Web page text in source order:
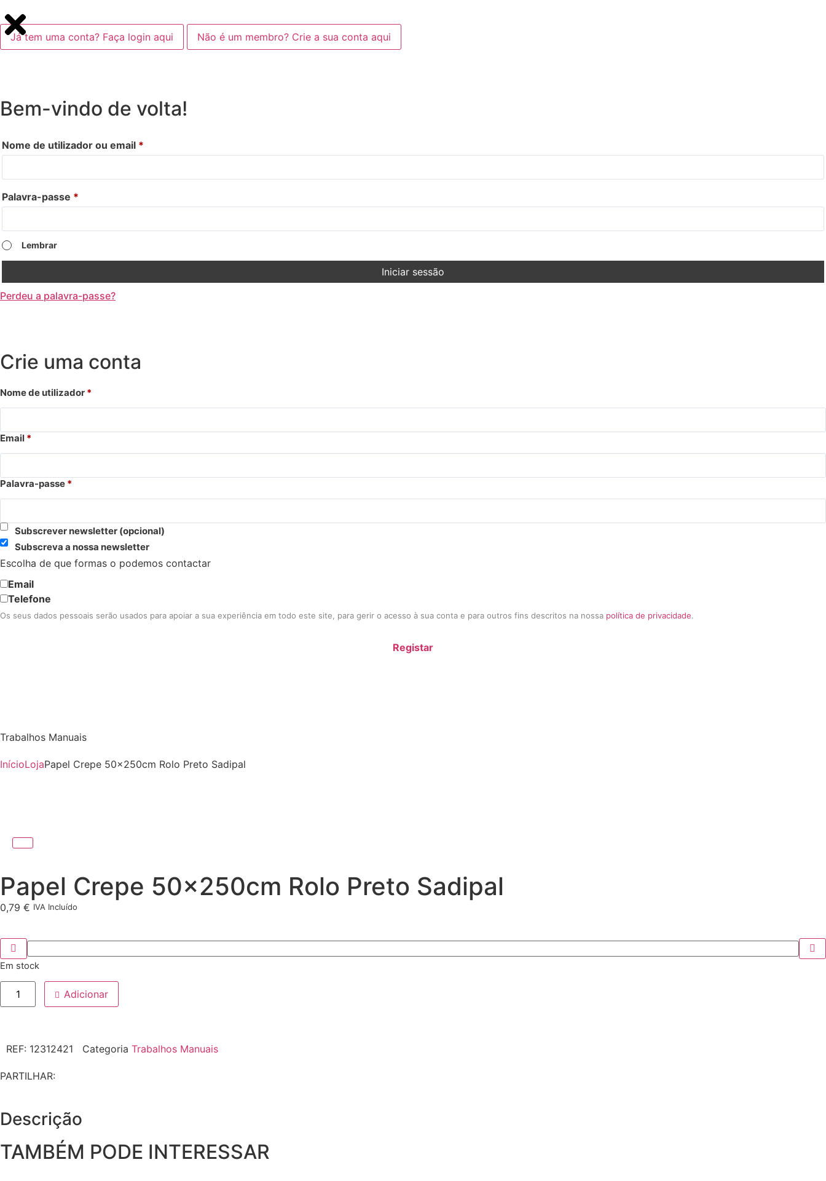
Já tem uma conta? Faça login aqui Não é um membro? Crie a sua conta aqui
Bem-vindo de volta!
Nome de utilizador ou email *
Palavra-passe *
Lembrar
Iniciar sessão
Perdeu a palavra-passe?
Crie uma conta
Nome de utilizador *
Email *
Palavra-passe *
Subscrever newsletter (opcional)
Subscreva a nossa newsletter
Escolha de que formas o podemos contactar
Email
Telefone
Os seus dados pessoais serão usados para apoiar a sua experiência em todo este site, para gerir o acesso à sua conta e para outros fins descritos na nossa política de privacidade.
Registar
Trabalhos Manuais
InícioLojaPapel Crepe 50x250cm Rolo Preto Sadipal
Papel Crepe 50x250cm Rolo Preto Sadipal
0,79 € IVA Incluído
Em stock
Adicionar
REF: 12312421 Categoria Trabalhos Manuais
PARTILHAR:
Descrição
TAMBÉM PODE INTERESSAR